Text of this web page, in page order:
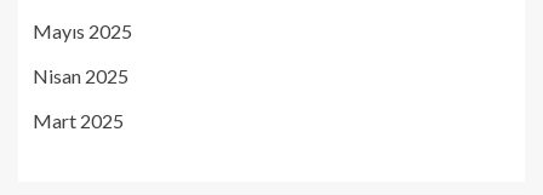
Mayıs 2025
Nisan 2025
Mart 2025